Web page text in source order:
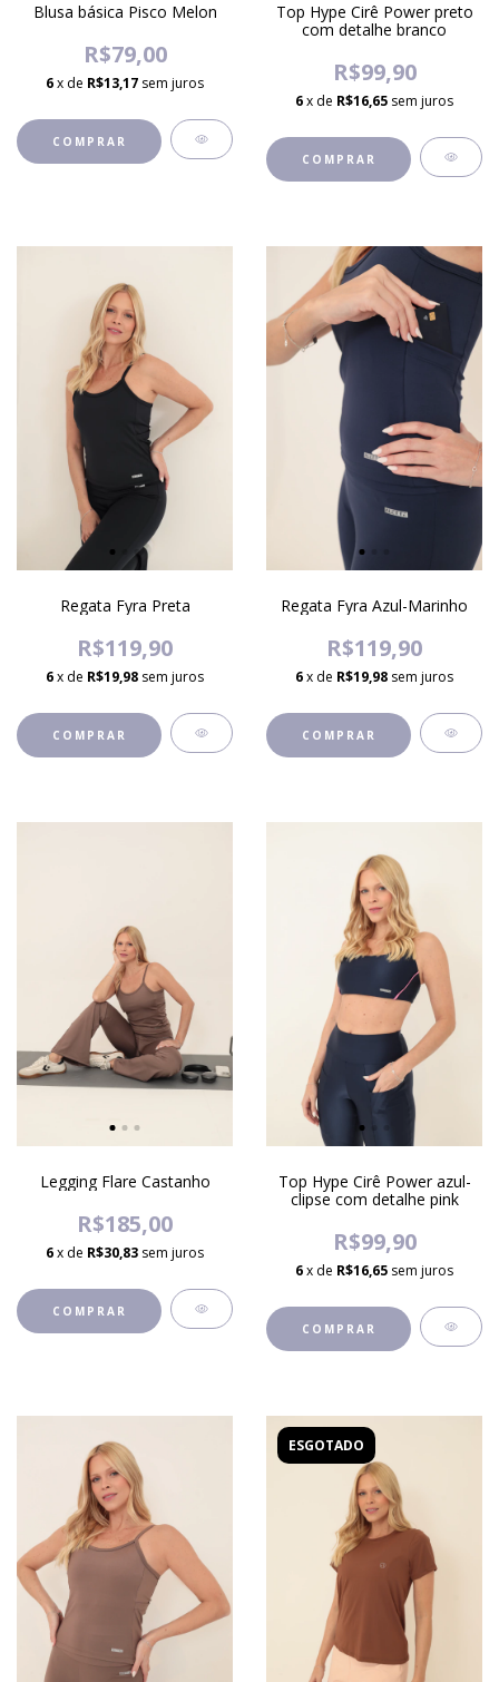
Blusa básica Pisco Melon
R$79,00
6x de R$13,17 sem juros
COMPRAR
Top Hype Cirê Power preto
com detalhe branco
R$99,90
6x de R$16,65 sem juros
COMPRAR
Regata Fyra Preta
R$119,90
6x de R$19,98 sem juros
COMPRAR
Regata Fyra Azul-Marinho
R$119,90
6x de R$19,98 sem juros
COMPRAR
Legging Flare Castanho
R$185,00
6x de R$30,83 sem juros
COMPRAR
Top Hype Cirê Power azul-
clipse com detalhe pink
R$99,90
6x de R$16,65 sem juros
COMPRAR
ESGOTADO